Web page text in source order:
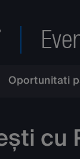
Oportunitati